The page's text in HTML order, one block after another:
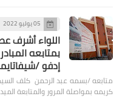
05 يوليو 2022
اللواء أشرف
بمتابعه
إدفو /
متابعه /بسمه عبد الرحمن كلف
كريمه بمواصلة المرور والمتابعة